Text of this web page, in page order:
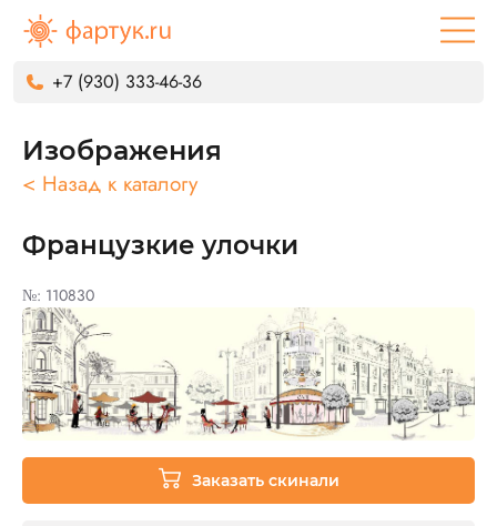
+7 (930) 333-46-36
Изображения
< Назад к каталогу
Французкие улочки
№: 110830
Заказать скинали